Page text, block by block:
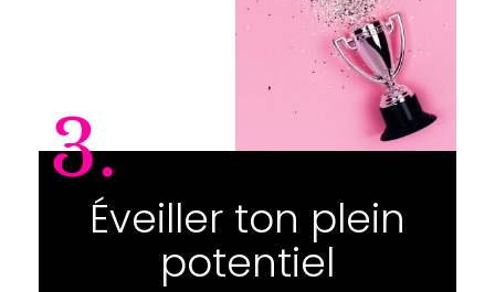
3.
Éveiller ton plein
potentiel